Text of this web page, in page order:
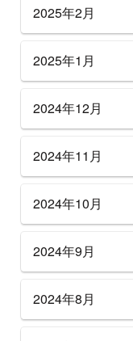
2025年2月
2025年1月
2024年12月
2024年11月
2024年10月
2024年9月
2024年8月